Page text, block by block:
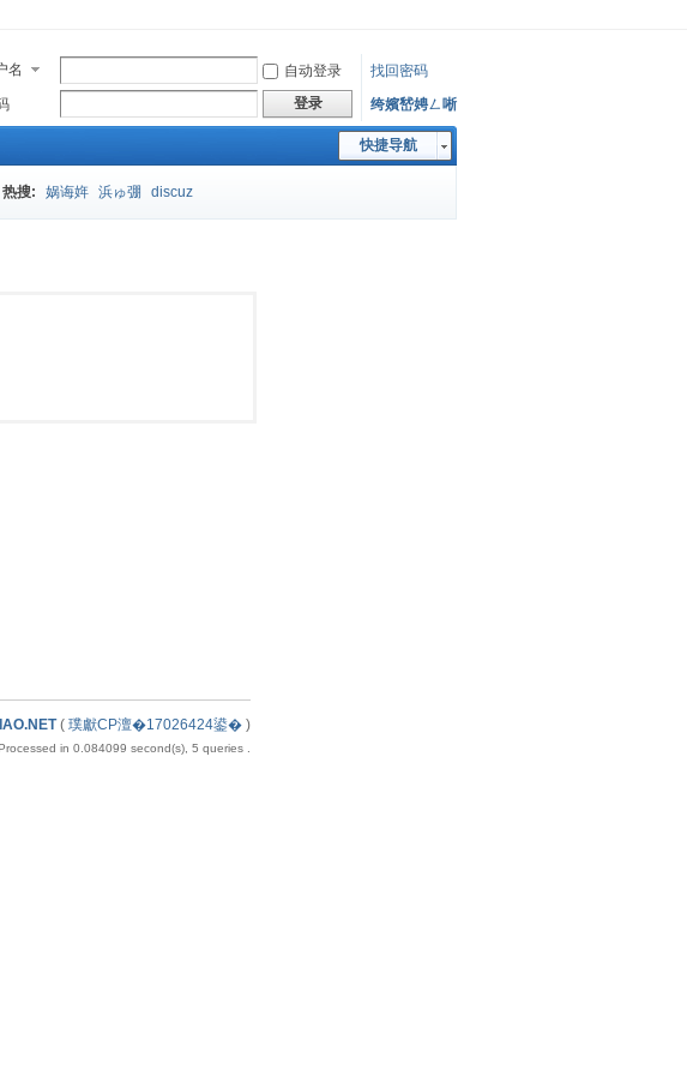
名 自动登录
找回密码
登录 绔嬪嵆娉ㄥ唽
快捷导航
热搜: 娲诲姩 浜ゅ弸 discuz
( 璞獻CP澶�17026424鍙� )
in 0.084099 second(s), 5 queries .